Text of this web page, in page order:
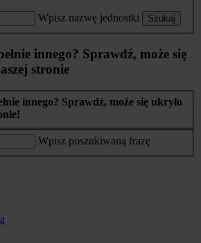
Wpisz nazwę jednostki Szukaj
innego? Sprawdź, może się
stronie
innego? Sprawdź, może się ukryło
Wpisz poszukiwaną frazę